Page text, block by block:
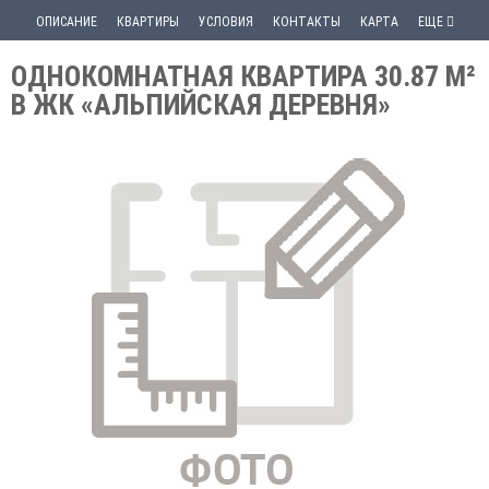
ОПИСАНИЕ КВАРТИРЫ УСЛОВИЯ КОНТАКТЫ КАРТА ЕЩЕ
ОДНОКОМНАТНАЯ КВАРТИРА 30.87 М²
В ЖК «АЛЬПИЙСКАЯ ДЕРЕВНЯ»